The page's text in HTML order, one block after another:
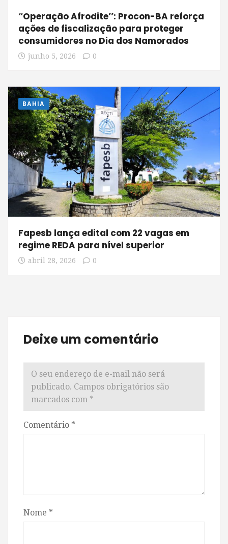
“Operação Afrodite’’: Procon-BA reforça
ações de fiscalização para proteger
consumidores no Dia dos Namorados
junho 5, 2026 0
BAHIA
Fapesb lança edital com 22 vagas em
regime REDA para nível superior
abril 28, 2026 0
Deixe um comentário
O seu endereço de e-mail não será
publicado. Campos obrigatórios são
marcados com *
Comentário *
Nome *